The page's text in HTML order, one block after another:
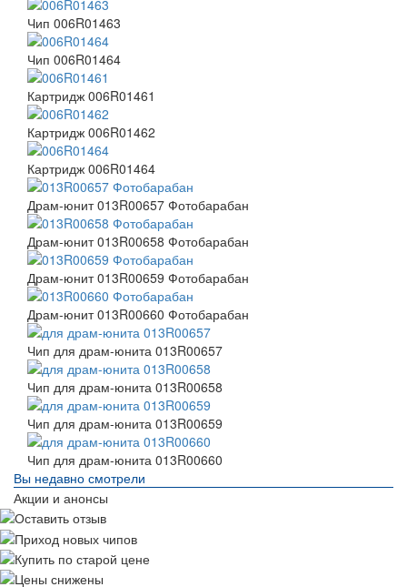
Чип 006R01463
Чип 006R01464
Картридж 006R01461
Картридж 006R01462
Картридж 006R01464
Драм-юнит 013R00657 Фотобарабан
Драм-юнит 013R00658 Фотобарабан
Драм-юнит 013R00659 Фотобарабан
Драм-юнит 013R00660 Фотобарабан
Чип для драм-юнита 013R00657
Чип для драм-юнита 013R00658
Чип для драм-юнита 013R00659
Чип для драм-юнита 013R00660
Вы недавно смотрели
Акции и анонсы